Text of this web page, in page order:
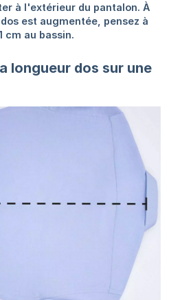
longueur dos sur une